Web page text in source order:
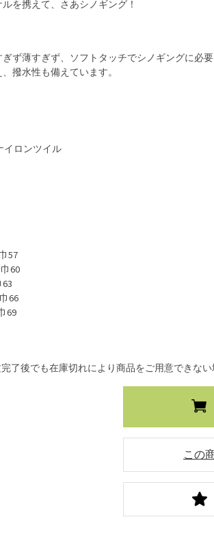
を携えて、さあシノギング！
ず薄すぎず、ソフトタッチでシノギングに必
撥水性も備えています。
イロンツイル
57
60
66
69
了後でも在庫切れにより商品をご用意できな
この